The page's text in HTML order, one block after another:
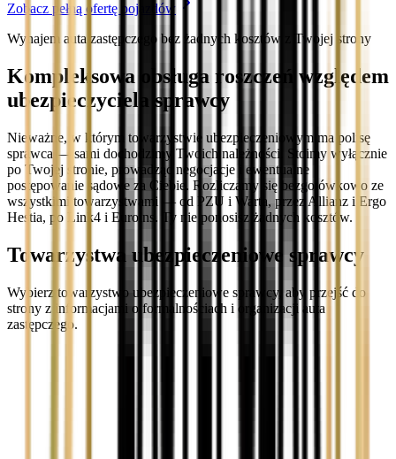
Zobacz pełną ofertę pojazdów
Wynajem auta zastępczego bez żadnych kosztów z Twojej strony
Kompleksowa obsługa roszczeń względem
ubezpieczyciela sprawcy
Nieważne, w którym towarzystwie ubezpieczeniowym ma polisę
sprawca — sami dochodzimy Twoich należności. Stoimy wyłącznie
po Twojej stronie, prowadząc negocjacje i ewentualne
postępowanie sądowe za Ciebie. Rozliczamy się bezgotówkowo ze
wszystkimi towarzystwami — od PZU i Warta, przez Allianz i Ergo
Hestia, po Link4 i Euroins. Ty nie ponosisz żadnych kosztów.
Towarzystwa ubezpieczeniowe sprawcy
Wybierz towarzystwo ubezpieczeniowe sprawcy, aby przejść do
strony z informacjami o formalnościach i organizacji auta
zastępczego.